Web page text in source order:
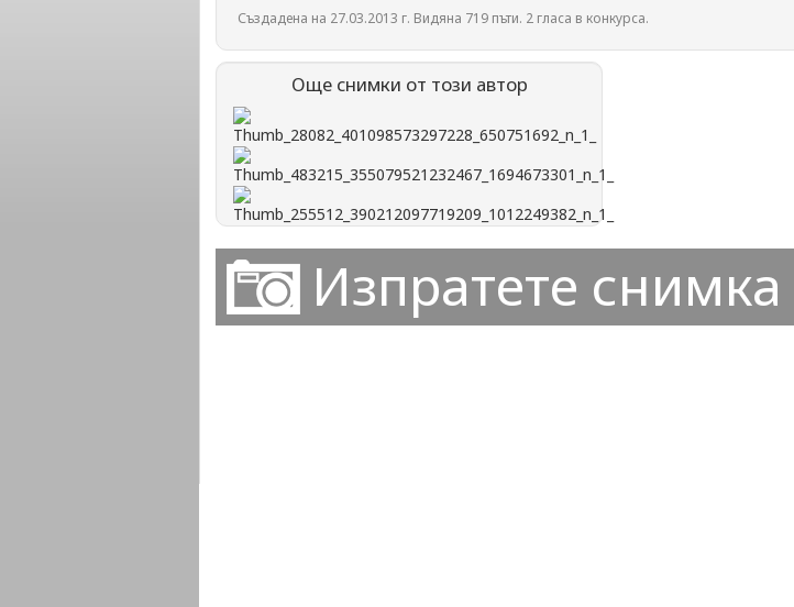
Създадена на 27.03.2013 г. Видяна 719 пъти. 2 гласа в конкурса.
Още снимки от този автор
Изпратете снимка